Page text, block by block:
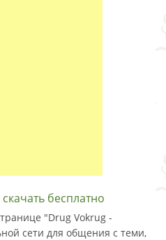
бесплатно
"Drug Vokrug -
сети для общения с теми,